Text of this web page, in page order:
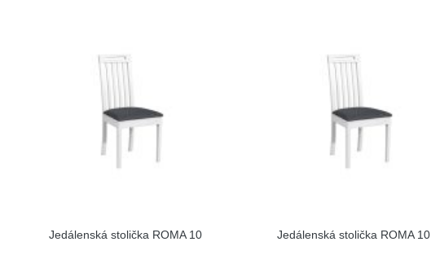
Jedálenská stolička ROMA 10 Jedálenská stolička ROMA 10